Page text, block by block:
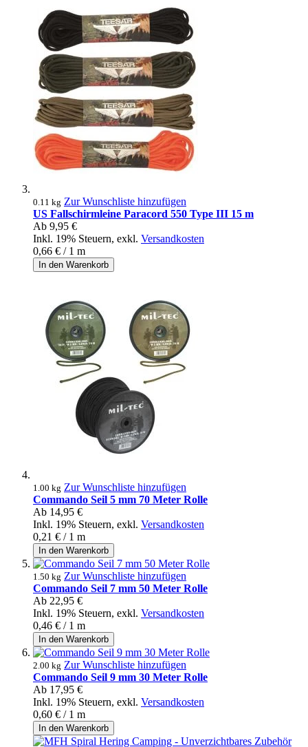
0.11 kg Zur Wunschliste hinzufügen
US Fallschirmleine Paracord 550 Type III 15 m
Ab 9,95 €
Inkl. 19% Steuern, exkl. Versandkosten
0,66 € / 1 m
In den Warenkorb
1.00 kg Zur Wunschliste hinzufügen
Commando Seil 5 mm 70 Meter Rolle
Ab 14,95 €
Inkl. 19% Steuern, exkl. Versandkosten
0,21 € / 1 m
In den Warenkorb
1.50 kg Zur Wunschliste hinzufügen
Commando Seil 7 mm 50 Meter Rolle
Ab 22,95 €
Inkl. 19% Steuern, exkl. Versandkosten
0,46 € / 1 m
In den Warenkorb
2.00 kg Zur Wunschliste hinzufügen
Commando Seil 9 mm 30 Meter Rolle
Ab 17,95 €
Inkl. 19% Steuern, exkl. Versandkosten
0,60 € / 1 m
In den Warenkorb